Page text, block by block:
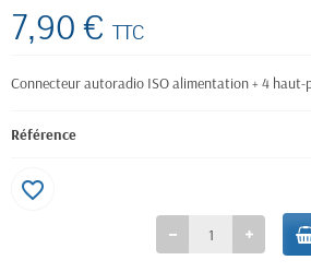
7,90 € TTC
Connecteur autoradio ISO alimentation + 4 haut-
Référence
favorite_border